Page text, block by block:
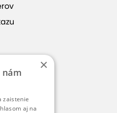
×
zaistenie
aj na